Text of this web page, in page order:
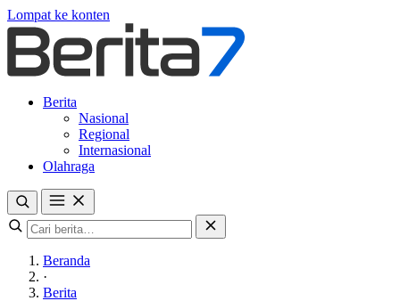
Lompat ke konten
Berita
Nasional
Regional
Internasional
Olahraga
Beranda
·
Berita